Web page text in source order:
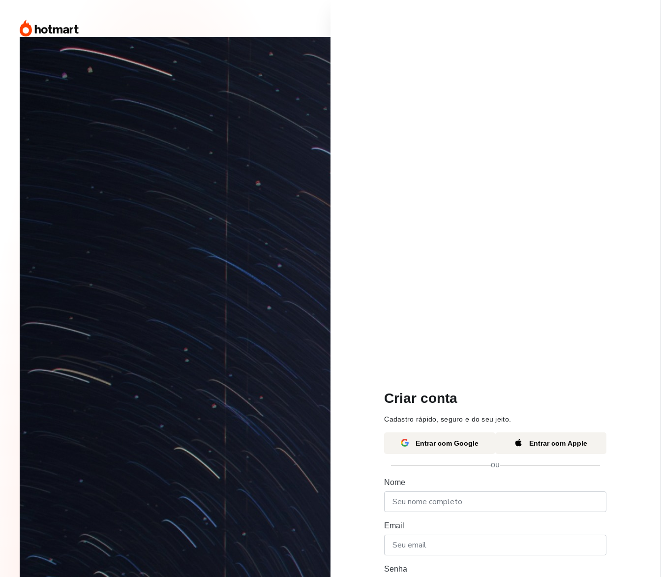
Criar conta
Cadastro rápido, seguro e do seu jeito.
Entrar com Google Entrar com Apple
ou
Nome
Email
Senha